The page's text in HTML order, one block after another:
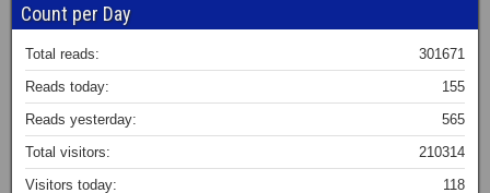
Count per Day
301671
Total reads:
155
Reads today:
565
Reads yesterday:
210314
Total visitors:
118
Visitors today: